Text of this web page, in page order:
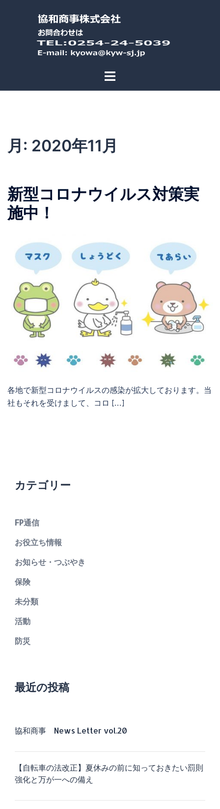
月: 2020年11月
新型コロナウイルス対策実
施中！
各地で新型コロナウイルスの感染が拡大しております。当
社もそれを受けまして、コロ […]
カテゴリー
FP通信
お役立ち情報
お知らせ・つぶやき
保険
未分類
活動
防災
最近の投稿
協和商事 News Letter vol.20
【自転車の法改正】夏休みの前に知っておきたい罰則
強化と万が一への備え